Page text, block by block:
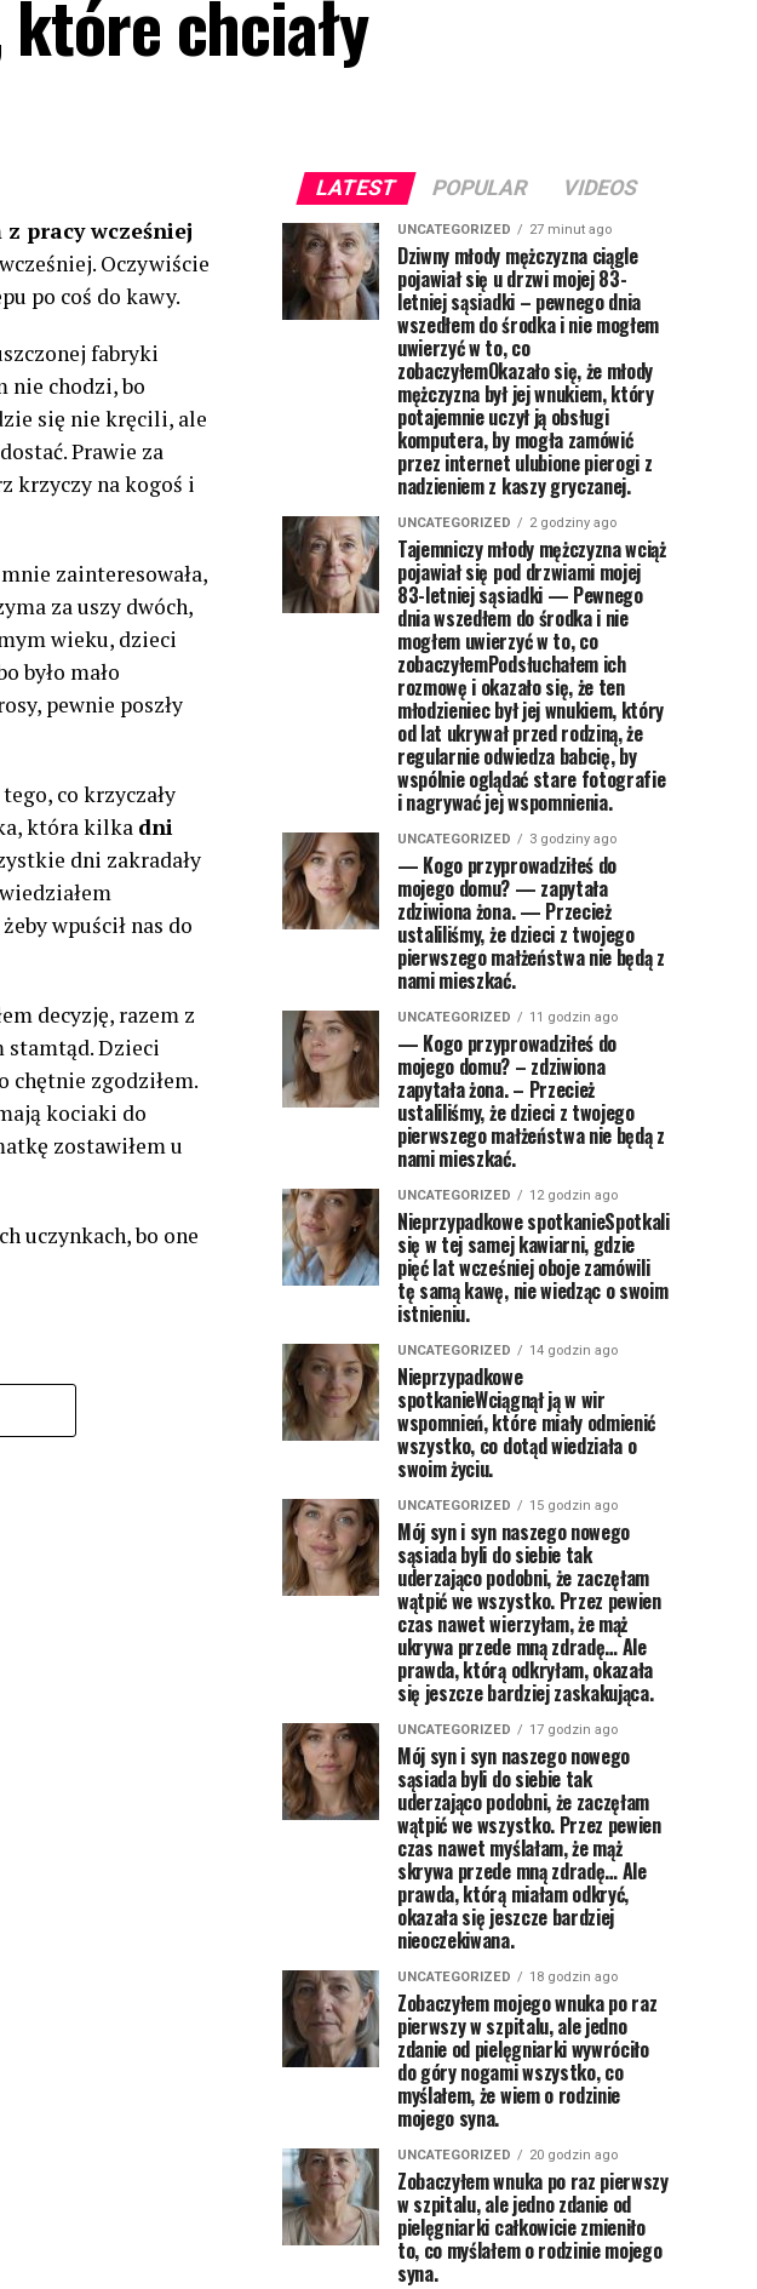
chciały
z pracy wcześniej
Oczywiście
po coś do kawy.
fabryki
nie chodzi, bo
się nie kręcili, ale
Prawie za
krzyczy na kogoś i
zainteresowała,
za uszy dwóch,
wieku, dzieci
było mało
pewnie poszły
co krzyczały
która kilka dni
dni zakradały
wpuścił nas do
decyzję, razem z
stamtąd. Dzieci
chętnie zgodziłem.
kociaki do
zostawiłem u
uczynkach, bo one
LATEST POPULAR VIDEOS
UNCATEGORIZED 27 minut ago
Dziwny młody mężczyzna ciągle
pojawiał się u drzwi mojej 83-
letniej sąsiadki – pewnego dnia
wszedłem do środka i nie mogłem
uwierzyć w to, co
zobaczyłemOkazało się, że młody
mężczyzna był jej wnukiem, który
potajemnie uczył ją obsługi
komputera, by mogła zamówić
przez internet ulubione pierogi z
nadzieniem z kaszy gryczanej.
UNCATEGORIZED 2 godziny ago
Tajemniczy młody mężczyzna wciąż
pojawiał się pod drzwiami mojej
83-letniej sąsiadki — Pewnego
dnia wszedłem do środka i nie
mogłem uwierzyć w to, co
zobaczyłemPodsłuchałem ich
rozmowę i okazało się, że ten
młodzieniec był jej wnukiem, który
od lat ukrywał przed rodziną, że
regularnie odwiedza babcię, by
wspólnie oglądać stare fotografie
i nagrywać jej wspomnienia.
UNCATEGORIZED 3 godziny ago
— Kogo przyprowadziłeś do
mojego domu? — zapytała
zdziwiona żona. — Przecież
ustaliliśmy, że dzieci z twojego
pierwszego małżeństwa nie będą z
nami mieszkać.
UNCATEGORIZED 11 godzin ago
— Kogo przyprowadziłeś do
mojego domu? – zdziwiona
zapytała żona. – Przecież
ustaliliśmy, że dzieci z twojego
pierwszego małżeństwa nie będą z
nami mieszkać.
UNCATEGORIZED 12 godzin ago
Nieprzypadkowe spotkanieSpotkali
się w tej samej kawiarni, gdzie
pięć lat wcześniej oboje zamówili
tę samą kawę, nie wiedząc o swoim
istnieniu.
UNCATEGORIZED 14 godzin ago
Nieprzypadkowe
spotkanieWciągnął ją w wir
wspomnień, które miały odmienić
wszystko, co dotąd wiedziała o
swoim życiu.
UNCATEGORIZED 15 godzin ago
Mój syn i syn naszego nowego
sąsiada byli do siebie tak
uderzająco podobni, że zaczęłam
wątpić we wszystko. Przez pewien
czas nawet wierzyłam, że mąż
ukrywa przede mną zdradę… Ale
prawda, którą odkryłam, okazała
się jeszcze bardziej zaskakująca.
UNCATEGORIZED 17 godzin ago
Mój syn i syn naszego nowego
sąsiada byli do siebie tak
uderzająco podobni, że zaczęłam
wątpić we wszystko. Przez pewien
czas nawet myślałam, że mąż
skrywa przede mną zdradę… Ale
prawda, którą miałam odkryć,
okazała się jeszcze bardziej
nieoczekiwana.
UNCATEGORIZED 18 godzin ago
Zobaczyłem mojego wnuka po raz
pierwszy w szpitalu, ale jedno
zdanie od pielęgniarki wywróciło
do góry nogami wszystko, co
myślałem, że wiem o rodzinie
mojego syna.
UNCATEGORIZED 20 godzin ago
Zobaczyłem wnuka po raz pierwszy
w szpitalu, ale jedno zdanie od
pielęgniarki całkowicie zmieniło
to, co myślałem o rodzinie mojego
syna.